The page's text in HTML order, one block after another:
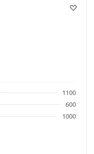
1100
600
1000